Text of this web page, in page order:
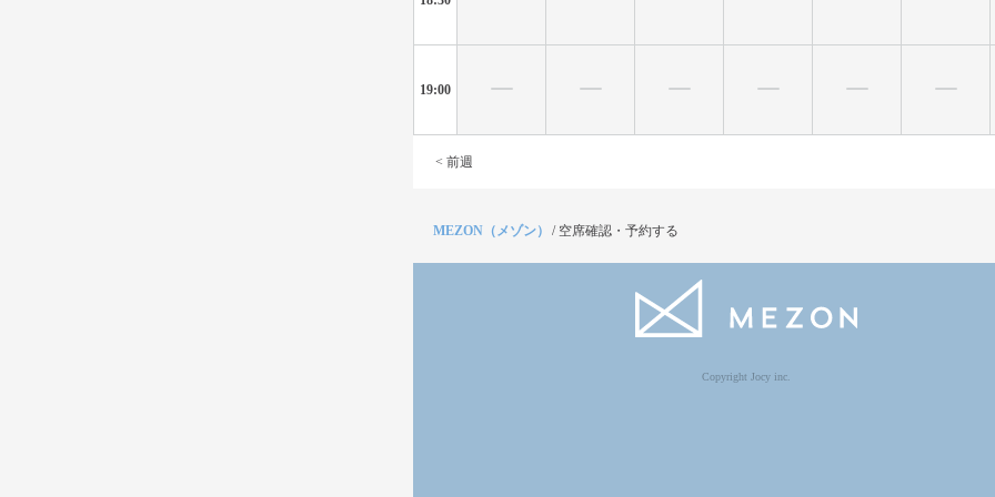
19:00
< 前週
MEZON（メゾン） / 空席確認・予約する
Copyright Jocy inc.